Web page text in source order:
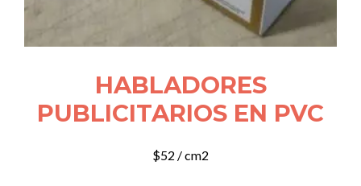
HABLADORES
PUBLICITARIOS EN PVC
$52 / cm2